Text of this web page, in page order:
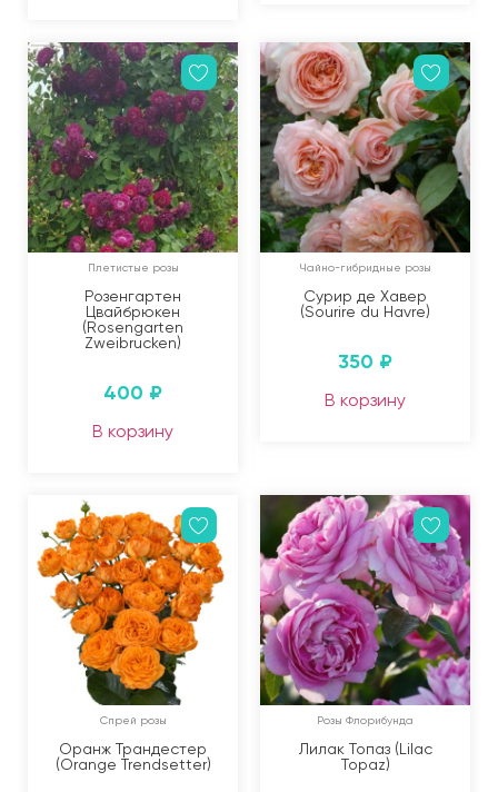
Плетистые розы
Розенгартен
Цвайбрюкен
(Rosengarten
Zweibrucken)
400 ₽
В корзину
Чайно-гибридные розы
Сурир де Хавер
(Sourire du Havre)
350 ₽
В корзину
Спрей розы
Оранж Трандестер
(Orange Trendsetter)
Розы Флорибунда
Лилак Топаз (Lilac
Topaz)